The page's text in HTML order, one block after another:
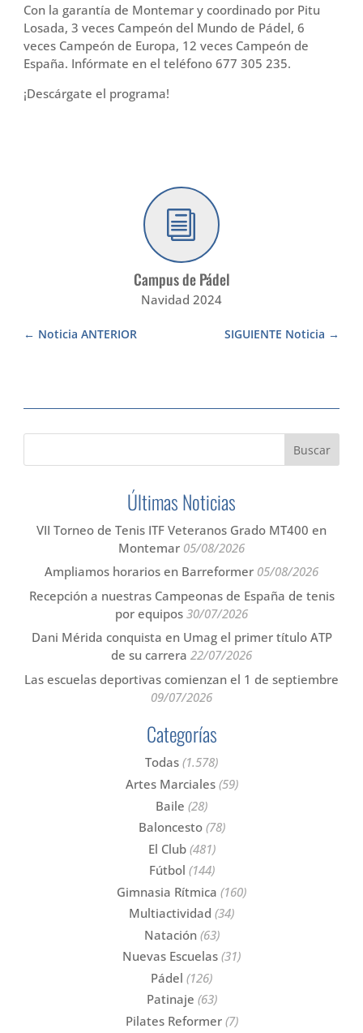
Con la garantía de Montemar y coordinado por Pitu
Losada, 3 veces Campeón del Mundo de Pádel, 6
veces Campeón de Europa, 12 veces Campeón de
España. Infórmate en el teléfono 677 305 235.
¡Descárgate el programa!
i
Campus de Pádel
Navidad 2024
SIGUIENTE Noticia
Noticia ANTERIOR
Últimas Noticias
VII Torneo de Tenis ITF Veteranos Grado MT400 en
Montemar 05/08/2026
Ampliamos horarios en Barreformer 05/08/2026
Recepción a nuestras Campeonas de España de tenis
por equipos 30/07/2026
Dani Mérida conquista en Umag el primer título ATP
de su carrera 22/07/2026
Las escuelas deportivas comienzan el 1 de septiembre
09/07/2026
Categorías
Todas (1.578)
Artes Marciales(59)
Baile (28)
Baloncesto(78)
El Club(481)
Fútbol (144)
Gimnasia Rítmica (160)
Multiactividad (34)
Natación(63)
Nuevas Escuelas (31)
Pádel (126)
Patinaje (63)
Pilates Reformer(7)